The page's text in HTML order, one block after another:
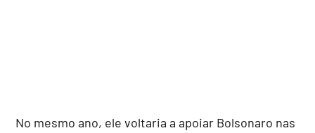
No mesmo ano, ele voltaria a apoiar Bolsonaro nas